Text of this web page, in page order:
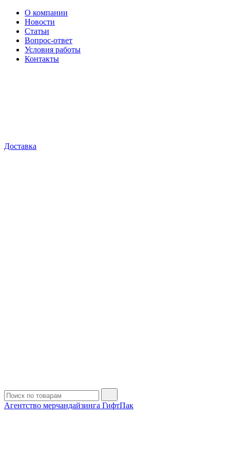
О компании
Новости
Статьи
Вопрос-ответ
Условия работы
Контакты
Доставка
Агентство мерчандайзинга ГифтПак